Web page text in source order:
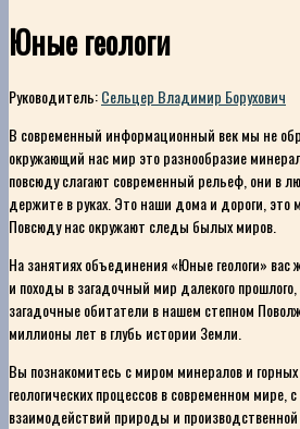
Юные геологи
Руководитель:Сельцер Владимир Борухович
В современный информационный век мы не
окружающий нас мир это разнообразие
повсюду слагают современный рельеф, они в
держите в руках. Это наши дома и дороги, это
Повсюду нас окружают следы былых миров.
На занятиях объединения «Юные геологи» вас
и походы в загадочный мир далекого
загадочные обитатели в нашем степном
миллионы лет в глубь истории Земли.
Вы познакомитесь с миром минералов и
геологических процессов в современном мире,
взаимодействий природы и